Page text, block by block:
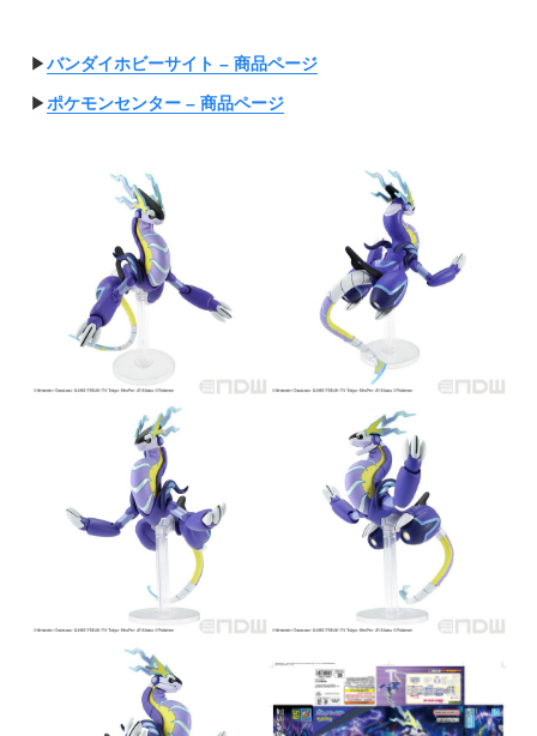
▶︎バンダイホビーサイト – 商品ページ
▶︎ポケモンセンター – 商品ページ